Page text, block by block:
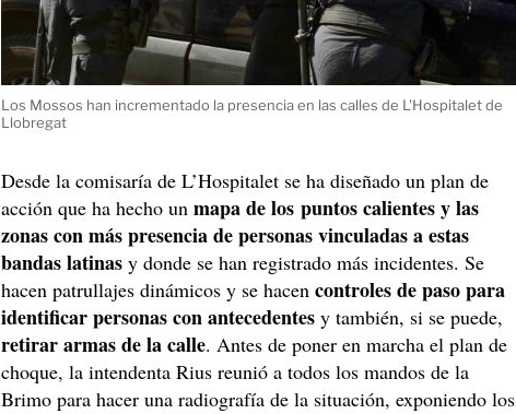
Los Mossos han incrementado la presencia en las calles de L'Hospitalet de
Llobregat
Desde la comisaría de L’Hospitalet se ha diseñado un plan de
acción que ha hecho unmapa de los puntos calientes y las
zonas con más presencia de personas vinculadas a estas
bandas latinas y donde se han registrado más incidentes. Se
hacen patrullajes dinámicos y se hacencontroles de paso para
identificar personas con antecedentes y también, si se puede,
retirar armas de la calle. Antes de poner en marcha el plan de
choque, la intendenta Rius reunió a todos los mandos de la
Brimo para hacer una radiografía de la situación, exponiendo los